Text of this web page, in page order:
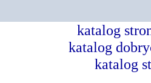
katalog
katalog
katalog